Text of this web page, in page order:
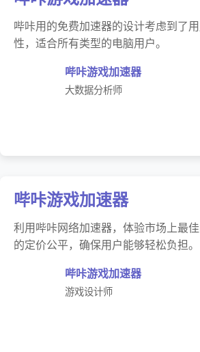
哔咔用的免费加速器的设计考虑到了
性，适合所有类型的电脑用户。
哔咔游戏加速器
大数据分析师
哔咔游戏加速器
利用哔咔网络加速器，体验市场上最
的定价公平，确保用户能够轻松负担。
哔咔游戏加速器
游戏设计师